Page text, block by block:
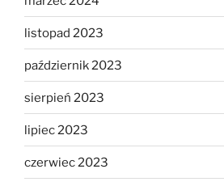
listopad 2023
październik 2023
sierpień 2023
lipiec 2023
czerwiec 2023